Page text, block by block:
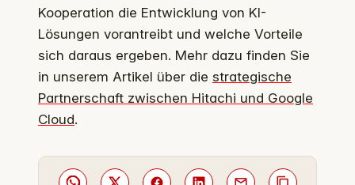
Kooperation die Entwicklung von KI-
Lösungen vorantreibt und welche Vorteile
sich daraus ergeben. Mehr dazu finden Sie
in unserem Artikel über die strategische
Partnerschaft zwischen Hitachi und Google
Cloud.